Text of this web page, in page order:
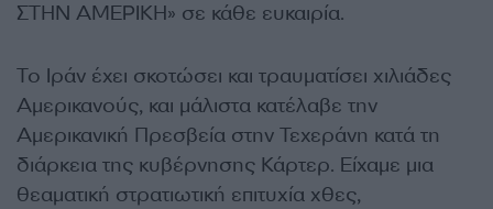
ΣΤΗΝ ΑΜΕΡΙΚΗ» σε κάθε ευκαιρία.
Το Ιράν έχει σκοτώσει και τραυματίσει χιλιάδες
Αμερικανούς, και μάλιστα κατέλαβε την
Αμερικανική Πρεσβεία στην Τεχεράνη κατά τη
διάρκεια της κυβέρνησης Κάρτερ. Είχαμε μια
θεαματική στρατιωτική επιτυχία χθες,